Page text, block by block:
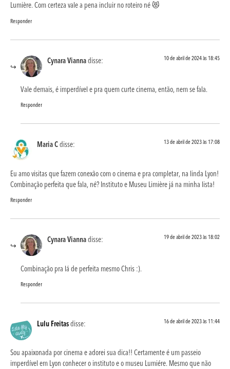
Lumière. Com certeza vale a pena incluir no roteiro né 😻
Responder
Cynara Viannadisse: 10 de abril de 2024 às 18:45
Vale demais, é imperdível e pra quem curte cinema, então, nem se fala.
Responder
Maria Cdisse: 13 de abril de 2023 às 17:08
Eu amo visitas que fazem conexão com o cinema e pra completar, na linda Lyon!
Combinação perfeita que fala, né? Instituto e Museu Limière já na minha lista!
Responder
Cynara Viannadisse: 19 de abril de 2023 às 18:02
Combinação pra lá de perfeita mesmo Chris :).
Responder
Lulu Freitasdisse: 16 de abril de 2023 às 11:44
Sou apaixonada por cinema e adorei sua dica!! Certamente é um passeio
imperdível em Lyon conhecer o instituto e o museu Lumiére. Mesmo que não